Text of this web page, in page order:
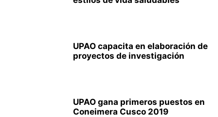
UPAO capacita en elaboración de
proyectos de investigación
UPAO gana primeros puestos en
Coneimera Cusco 2019